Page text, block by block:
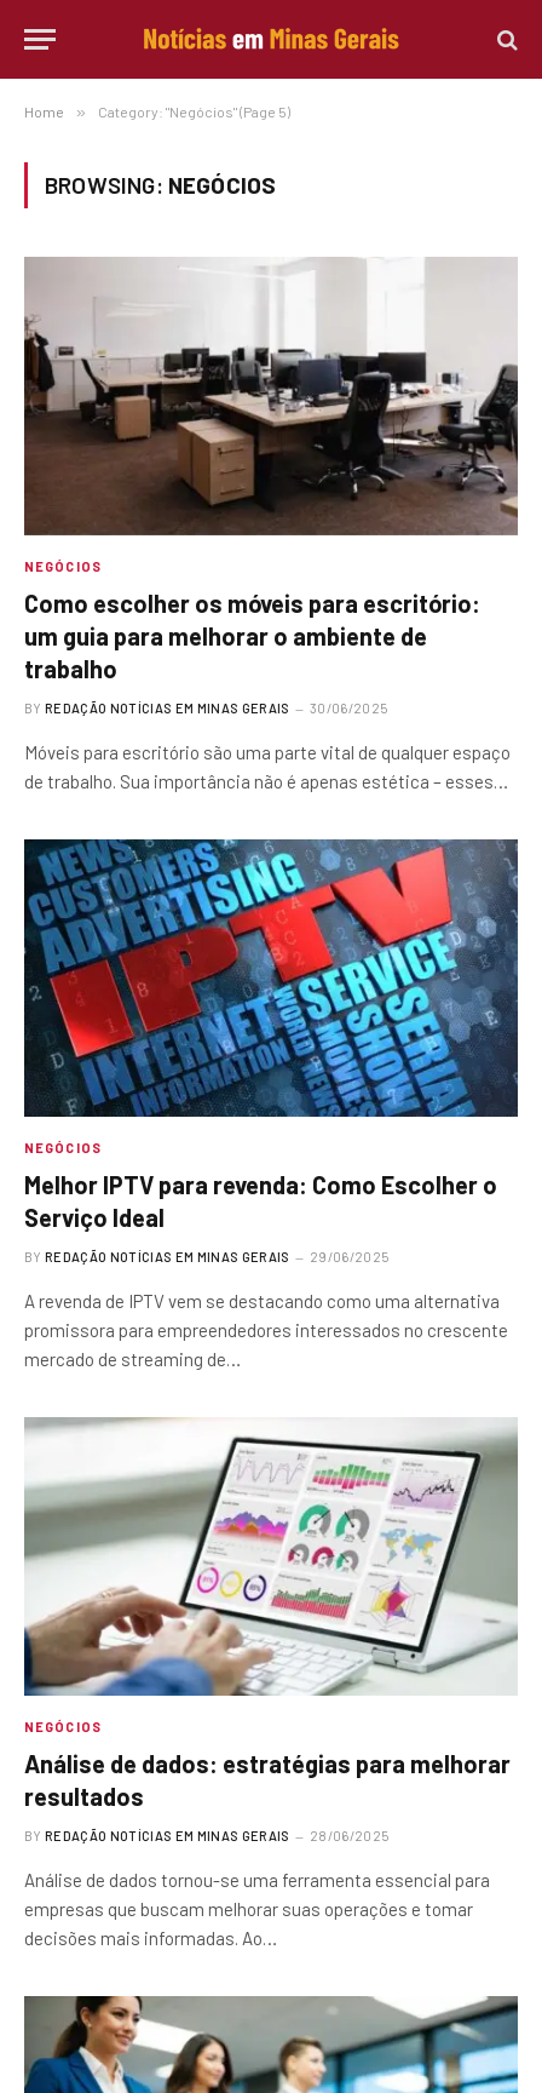
Home » Category: "Negócios" (Page 5)
BROWSING: NEGÓCIOS
NEGÓCIOS
Como escolher os móveis para escritório:
um guia para melhorar o ambiente de
trabalho
BY REDAÇÃO NOTÍCIAS EM MINAS GERAIS 30/06/2025
Móveis para escritório são uma parte vital de qualquer espaço
de trabalho. Sua importância não é apenas estética – esses…
NEGÓCIOS
Melhor IPTV para revenda: Como Escolher o
Serviço Ideal
BY REDAÇÃO NOTÍCIAS EM MINAS GERAIS 29/06/2025
A revenda de IPTV vem se destacando como uma alternativa
promissora para empreendedores interessados no crescente
mercado de streaming de…
NEGÓCIOS
Análise de dados: estratégias para melhorar
resultados
BY REDAÇÃO NOTÍCIAS EM MINAS GERAIS 28/06/2025
Análise de dados tornou-se uma ferramenta essencial para
empresas que buscam melhorar suas operações e tomar
decisões mais informadas. Ao…